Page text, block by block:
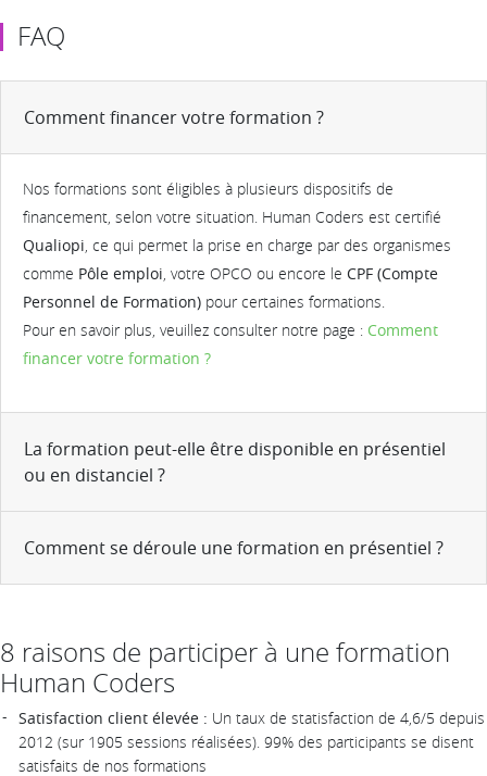
FAQ
Comment financer votre formation ?
Nos formations sont éligibles à plusieurs dispositifs de
financement, selon votre situation. Human Coders est certifié
Qualiopi, ce qui permet la prise en charge par des organismes
comme Pôle emploi, votre OPCO ou encore le CPF (Compte
Personnel de Formation) pour certaines formations.
Pour en savoir plus, veuillez consulter notre page : Comment
financer votre formation ?
La formation peut-elle être disponible en présentiel
ou en distanciel ?
Comment se déroule une formation en présentiel ?
8 raisons de participer à une formation
Human Coders
Satisfaction client élevée : Un taux de statisfaction de 4,6/5 depuis
2012 (sur 1905 sessions réalisées). 99% des participants se disent
satisfaits de nos formations